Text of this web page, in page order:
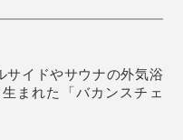
方】
用した、シンプルモダ
」と言われるほど愛さ
）
、『Lafuma』のチェ
後のフレームカラーは
サイドやサウナの外気浴
まれた「バカンスチェ